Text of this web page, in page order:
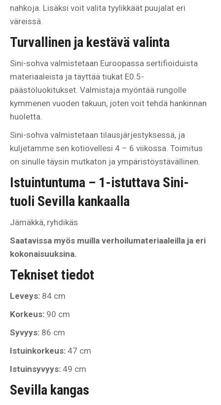
nahkoja. Lisäksi voit valita tyylikkäät puujalat eri
väreissä.
Turvallinen ja kestävä valinta
Sini-sohva valmistetaan Euroopassa sertifioiduista
materiaaleista ja täyttää tiukat E0.5-
päästöluokitukset. Valmistaja myöntää rungolle
kymmenen vuoden takuun, joten voit tehdä hankinnan
huoletta.
Sini-sohva valmistetaan tilausjärjestyksessä, ja
kuljetamme sen kotiovellesi 4 – 6 viikossa. Toimitus
on sinulle täysin mutkaton ja ympäristöystävällinen.
Istuintuntuma – 1-istuttava Sini-
tuoli Sevilla kankaalla
Jämäkkä, ryhdikäs
Saatavissa myös muilla verhoilumateriaaleilla ja eri
kokonaisuuksina.
Tekniset tiedot
Leveys: 84 cm
Korkeus: 90 cm
Syvyys: 86 cm
Istuinkorkeus: 47 cm
Istuinsyvyys: 49 cm
Sevilla kangas